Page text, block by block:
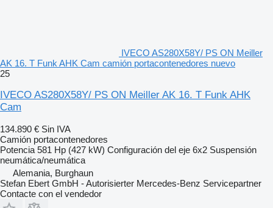
IVECO AS280X58Y/ PS ON Meiller
AK 16. T Funk AHK Cam camión portacontenedores nuevo
25
IVECO AS280X58Y/ PS ON Meiller AK 16. T Funk AHK
Cam
134.890 € Sin IVA
Camión portacontenedores
Potencia 581 Hp (427 kW) Configuración del eje 6x2 Suspensión
neumática/neumática
Alemania, Burghaun
Stefan Ebert GmbH - Autorisierter Mercedes-Benz Servicepartner
Contacte con el vendedor